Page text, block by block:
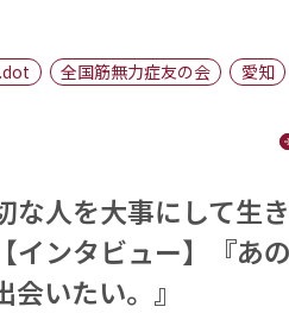
全国筋無力症友の会
愛知
な人を大事にして生
インタビュー】『あ
いたい。』